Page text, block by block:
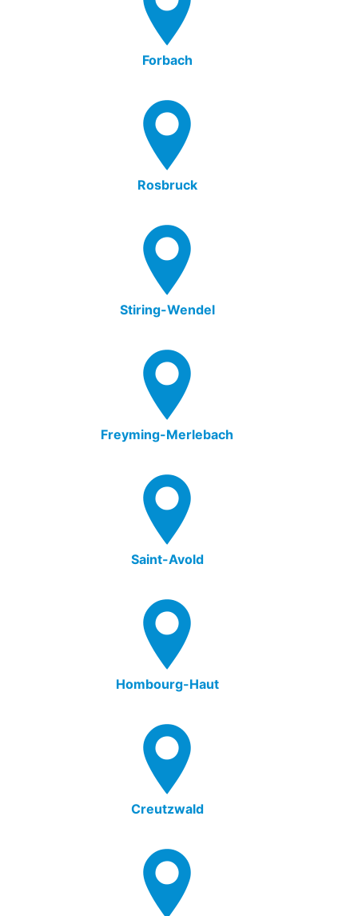
Forbach
Rosbruck
Stiring-Wendel
Freyming-Merlebach
Saint-Avold
Hombourg-Haut
Creutzwald